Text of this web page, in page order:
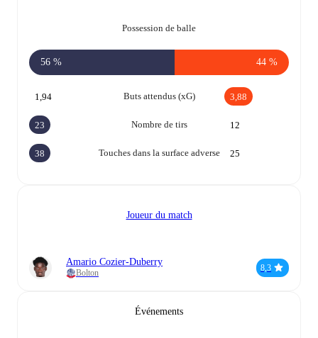
Possession de balle
56 % 44 %
Buts attendus (xG)
1,94 3,88
Nombre de tirs
23 12
Touches dans la surface adverse
38 25
Joueur du match
Amario Cozier-Duberry
Bolton
8,3
Événements